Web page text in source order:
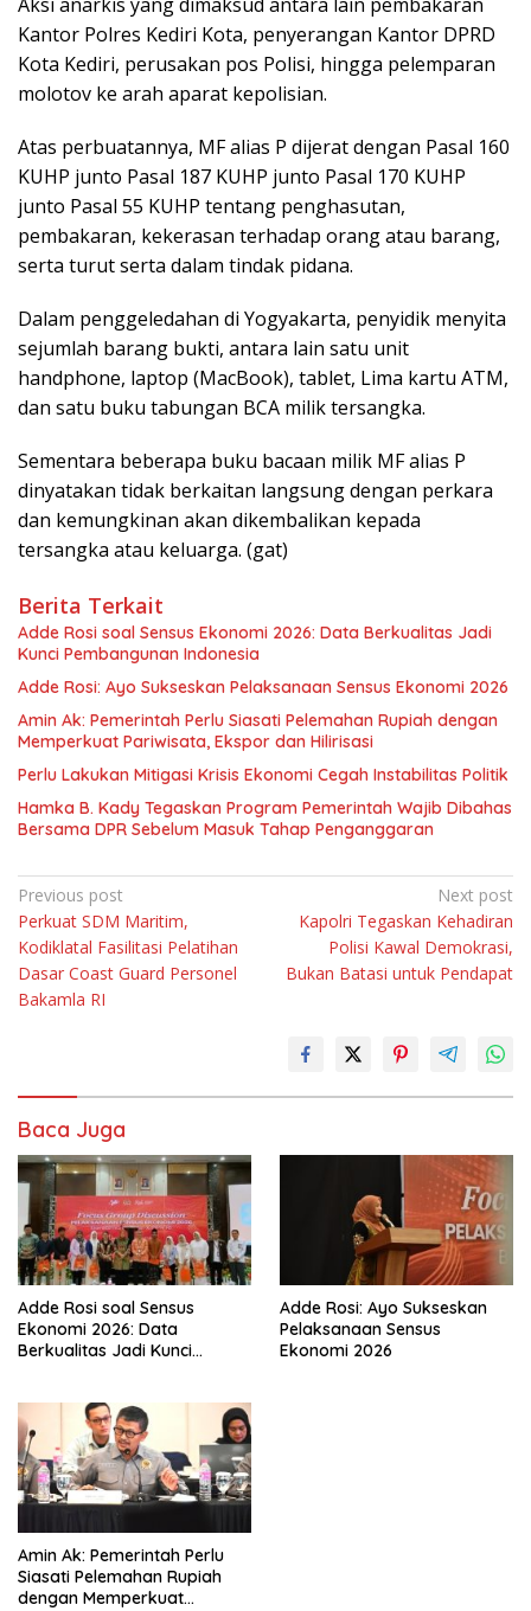
Kantor Polres Kediri Kota, penyerangan Kantor DPRD
Kota Kediri, perusakan pos Polisi, hingga pelemparan
molotov ke arah aparat kepolisian.
Atas perbuatannya, MF alias P dijerat dengan Pasal 160
KUHP junto Pasal 187 KUHP junto Pasal 170 KUHP
junto Pasal 55 KUHP tentang penghasutan,
pembakaran, kekerasan terhadap orang atau barang,
serta turut serta dalam tindak pidana.
Dalam penggeledahan di Yogyakarta, penyidik menyita
sejumlah barang bukti, antara lain satu unit
handphone, laptop (MacBook), tablet, Lima kartu ATM,
dan satu buku tabungan BCA milik tersangka.
Sementara beberapa buku bacaan milik MF alias P
dinyatakan tidak berkaitan langsung dengan perkara
dan kemungkinan akan dikembalikan kepada
tersangka atau keluarga. (gat)
Berita Terkait
Adde Rosi soal Sensus Ekonomi 2026: Data Berkualitas Jadi
Kunci Pembangunan Indonesia
Adde Rosi: Ayo Sukseskan Pelaksanaan Sensus Ekonomi 2026
Amin Ak: Pemerintah Perlu Siasati Pelemahan Rupiah dengan
Memperkuat Pariwisata, Ekspor dan Hilirisasi
Perlu Lakukan Mitigasi Krisis Ekonomi Cegah Instabilitas Politik
Hamka B. Kady Tegaskan Program Pemerintah Wajib Dibahas
Bersama DPR Sebelum Masuk Tahap Penganggaran
Navigasi
pos
Previous post
Perkuat SDM Maritim,
Kodiklatal Fasilitasi Pelatihan
Dasar Coast Guard Personel
Bakamla RI
Next post
Kapolri Tegaskan Kehadiran
Polisi Kawal Demokrasi,
Bukan Batasi untuk Pendapat
Baca Juga
Adde Rosi soal Sensus
Ekonomi 2026: Data
Berkualitas Jadi Kunci
Adde Rosi: Ayo Sukseskan
Pelaksanaan Sensus
Ekonomi 2026
Amin Ak: Pemerintah Perlu
Siasati Pelemahan Rupiah
dengan Memperkuat